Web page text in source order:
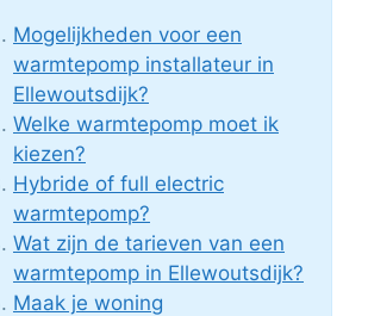
Mogelijkheden voor een
warmtepomp installateur in
Ellewoutsdijk?
Welke warmtepomp moet ik
kiezen?
Hybride of full electric
warmtepomp?
Wat zijn de tarieven van een
warmtepomp in Ellewoutsdijk?
Maak je woning